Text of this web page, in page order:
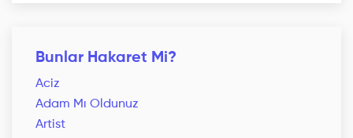
Bunlar Hakaret Mi?
Aciz
Adam Mı Oldunuz
Artist